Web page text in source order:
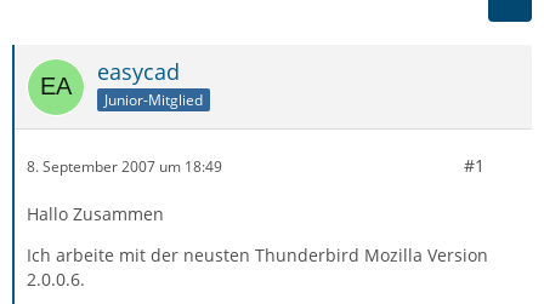
easycad
Junior-Mitglied
8. September 2007 um 18:49 #1
Hallo Zusammen
Ich arbeite mit der neusten Thunderbird Mozilla Version
2.0.0.6.